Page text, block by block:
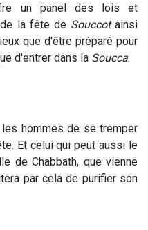
un panel des lois et
la fête de Souccotainsi
que d'être préparé pour
d'entrer dans la Soucca.
les hommes de se tremper
Et celui qui peut aussi le
de Chabbath, que vienne
par cela de purifier son